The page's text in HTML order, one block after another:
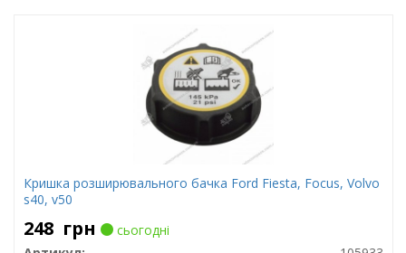
Кришка розширювального бачка Ford Fiesta, Focus, Volvo
s40, v50
248 грн
сьогодні